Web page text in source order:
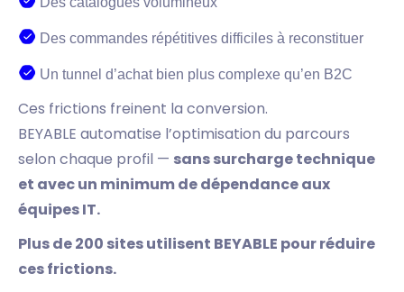
Des commandes répétitives difficiles à reconstituer
Un tunnel d’achat bien plus complexe qu’en B2C
Ces frictions freinent la conversion.
BEYABLE automatise l’optimisation du parcours
selon chaque profil — sans surcharge technique
et avec un minimum de dépendance aux
équipes IT.
Plus de 200 sites utilisent BEYABLE pour réduire
ces frictions.